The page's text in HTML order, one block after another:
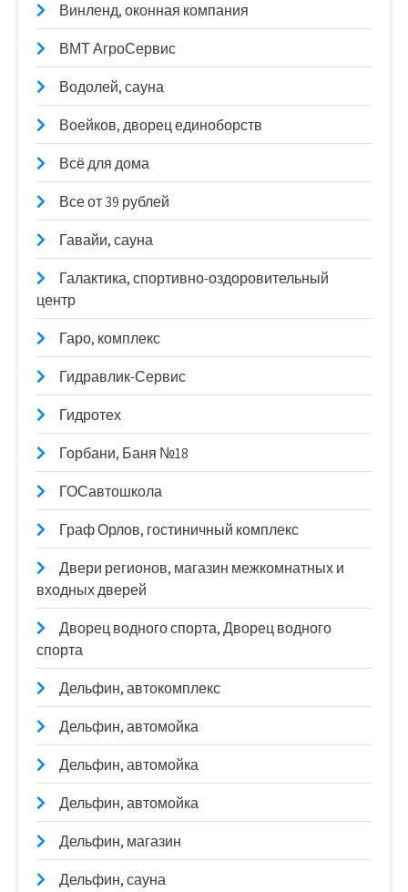
Винленд, оконная компания
ВМТ АгроСервис
Водолей, сауна
Воейков, дворец единоборств
Всё для дома
Все от 39 рублей
Гавайи, сауна
Галактика, спортивно-оздоровительный
центр
Гаро, комплекс
Гидравлик-Сервис
Гидротех
Горбани, Баня №18
ГОСавтошкола
Граф Орлов, гостиничный комплекс
Двери регионов, магазин межкомнатных и
входных дверей
Дворец водного спорта, Дворец водного
спорта
Дельфин, автокомплекс
Дельфин, автомойка
Дельфин, автомойка
Дельфин, автомойка
Дельфин, магазин
Дельфин, сауна